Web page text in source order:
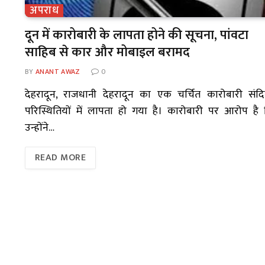
अपराध
दून में कारोबारी के लापता होने की सूचना, पांवटा
साहिब से कार और मोबाइल बरामद
BY ANANT AWAZ 0
देहरादून, राजधानी देहरादून का एक चर्चित कारोबारी
परिस्थितियों में लापता हो गया है। कारोबारी पर आरोप है
उन्होंने…
READ MORE